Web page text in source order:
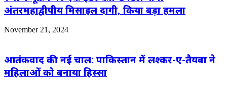
अंतरमहाद्वीपीय मिसाइल दागी, किया बड़ा हमला
November 21, 2024
आतंकवाद की नई चाल: पाकिस्तान में लश्कर-ए-तैयबा ने
महिलाओं को बनाया हिस्सा